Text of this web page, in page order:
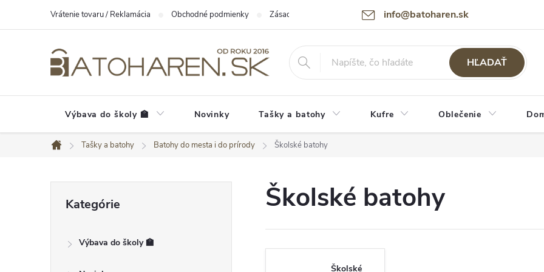
info@batoharen.sk
Vrátenie tovaru / Reklamácia Obchodné podmienky Zásady spracovania osobných údajov (GDPR) Podmienky použitia webu
HĽADAŤ
Výbava do školy 🏫 Novinky Tašky a batohy Kufre Oblečenie
Domov
Tašky a batohy Batohy do mesta i do prírody Školské batohy
kategórie
Kategórie
Výbava do školy 🏫
Školské batohy
Školské